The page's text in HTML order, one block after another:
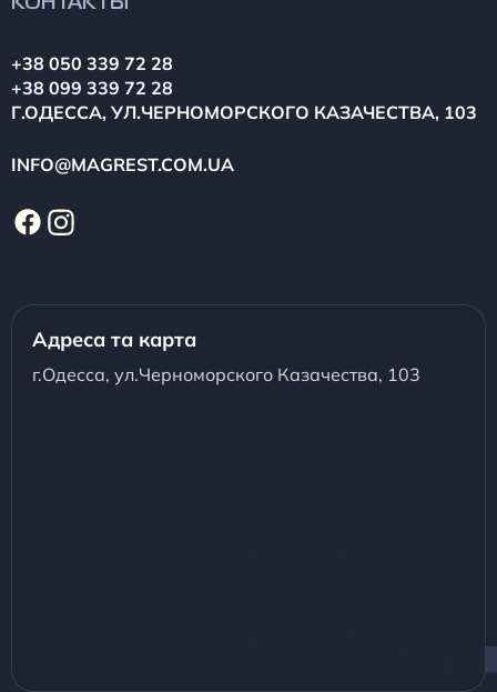
КОНТАКТЫ
+38 050 339 72 28
+38 099 339 72 28
Г.ОДЕССА, УЛ.ЧЕРНОМОРСКОГО КАЗАЧЕСТВА, 103
INFO@MAGREST.COM.UA
Адреса та карта
г.Одесса, ул.Черноморского Казачества, 103